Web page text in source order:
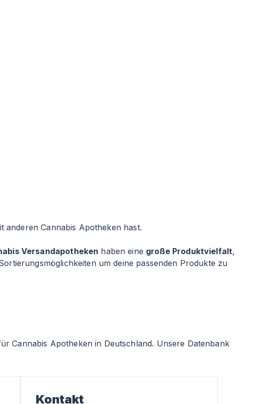
anderen Cannabis Apotheken hast.
Versandapotheken haben eine große Produktvielfalt,
um deine passenden Produkte zu
Cannabis Apotheken in Deutschland. Unsere Datenbank
Kontakt